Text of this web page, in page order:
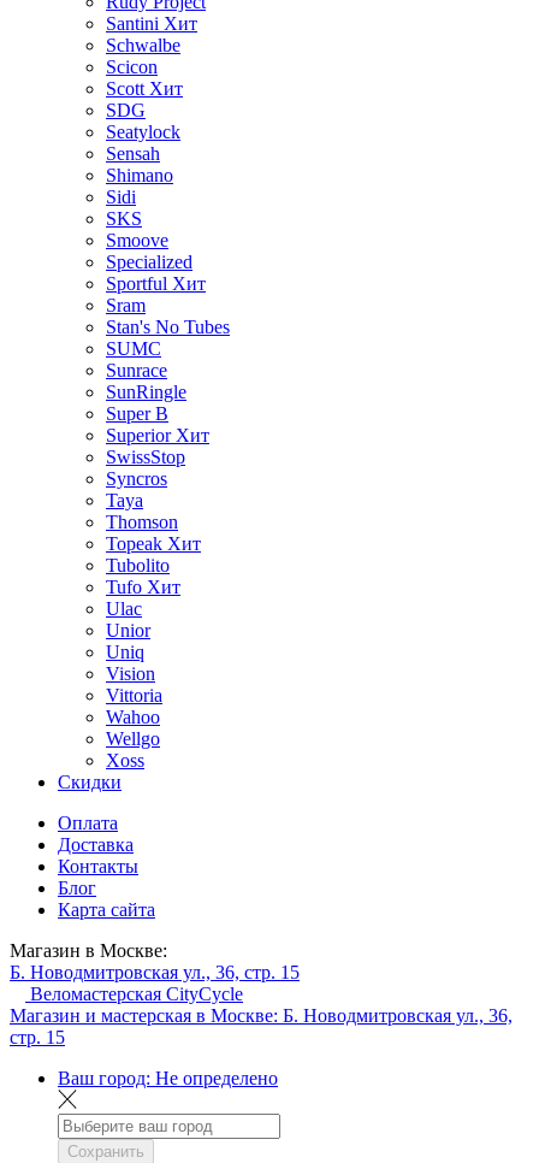
Santini Хит
Schwalbe
Scicon
Scott Хит
SDG
Seatylock
Sensah
Shimano
Sidi
SKS
Smoove
Specialized
Sportful Хит
Sram
Stan's No Tubes
SUMC
Sunrace
SunRingle
Super B
Superior Хит
SwissStop
Syncros
Taya
Thomson
Topeak Хит
Tubolito
Tufo Хит
Ulac
Unior
Uniq
Vision
Vittoria
Wahoo
Wellgo
Xoss
Скидки
Оплата
Доставка
Контакты
Блог
Карта сайта
Магазин в Москве:
Б. Новодмитровская ул., 36, стр. 15
Веломастерская CityCycle
Магазин и мастерская в Москве: Б. Новодмитровская ул., 36,
стр. 15
Ваш город: Не определено
Сохранить